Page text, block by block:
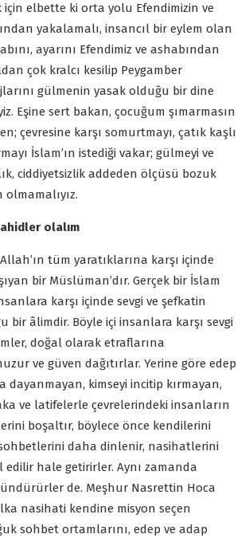
elbette ki orta yolu Efendimizin ve
yakalamalı, insancıl bir eylem olan
ayarını Efendimiz ve ashabından
çok kralcı kesilip Peygamber
gülmenin yasak olduğu bir dine
Eşine sert bakan, çocuğum şımarmasın
çevresine karşı somurtmayı, çatık kaşlı
İslam’ın istediği vakar; gülmeyi ve
ciddiyetsizlik addeden ölçüsü bozuk
olalım
tüm yaratıklarına karşı içinde
bir Müslüman’dır. Gerçek bir İslam
karşı içinde sevgi ve şefkatin
bir âlimdir. Böyle içi insanlara karşı sevgi
doğal olarak etraflarına
ve güven dağıtırlar. Yerine göre edep
dayanmayan, kimseyi incitip kırmayan,
ve latifelerle çevrelerindeki insanların
boşaltır, böylece önce kendilerini
daha dinlenir, nasihatlerini
hale getirirler. Aynı zamanda
de. Meşhur Nasrettin Hoca
nasihati kendine misyon seçen
sohbet ortamlarını, edep ve adap